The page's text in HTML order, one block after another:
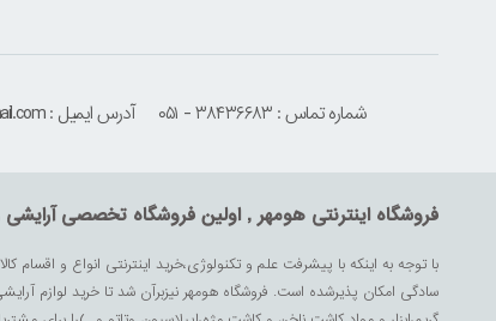
شماره تماس : ۳۸۴۳۶۶۸۳ - ۰۵۱ آدرس ایمیل : houmehrmsd@gmail.com
فروشگاه اینترنتی هومهر , اولین فروشگاه تخصصی
با توجه به اینکه با پیشرفت علم و تکنولوژی،خرید اینترنتی انواع و اقسام
سادگی امکان پذیرشده است. فروشگاه هومهر نیزبرآن شد تا خرید لوازم